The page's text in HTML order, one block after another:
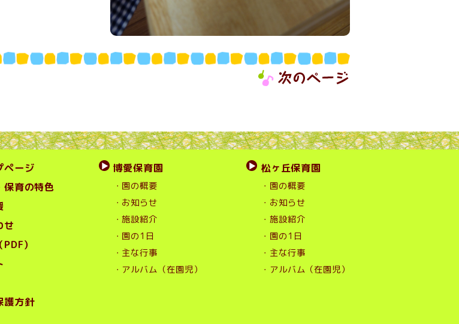
ページ
保育の特色
せ
）
護方針
博愛保育園
・園の概要
・お知らせ
・施設紹介
・園の1日
・主な行事
・アルバム（在園児）
松ヶ丘保育園
・園の概要
・お知らせ
・施設紹介
・園の1日
・主な行事
・アルバム（在園児）